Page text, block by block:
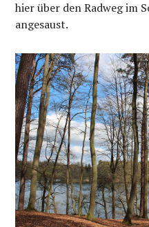
hier über den Radweg im
angesaust.